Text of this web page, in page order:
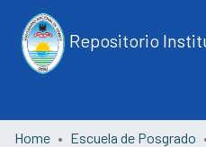
Repositorio
Home Escuela de Posgrado